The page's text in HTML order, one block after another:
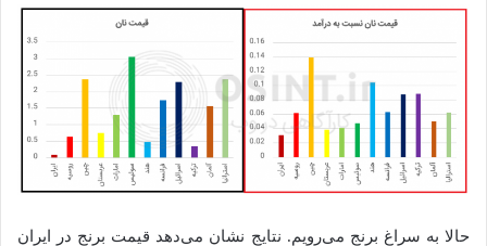
حالا به سراغ برنج می‌رویم. نتایج نشان می‌دهد قیمت برنج در ایران